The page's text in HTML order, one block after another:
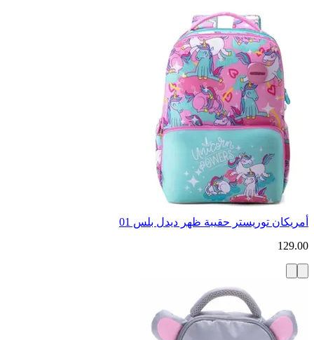
أمريكان توريستر حقيبة ظهر ديدل بلس 01
129.00